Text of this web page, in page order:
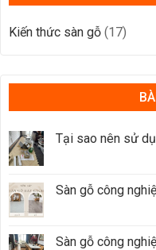
Kiến thức sàn gỗ (17)
Tại sao nên sử
Sàn gỗ công
Sàn gỗ công